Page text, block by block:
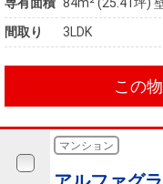
専有面積 84m²(25.41坪)
間取り
3LDK
この
マンション